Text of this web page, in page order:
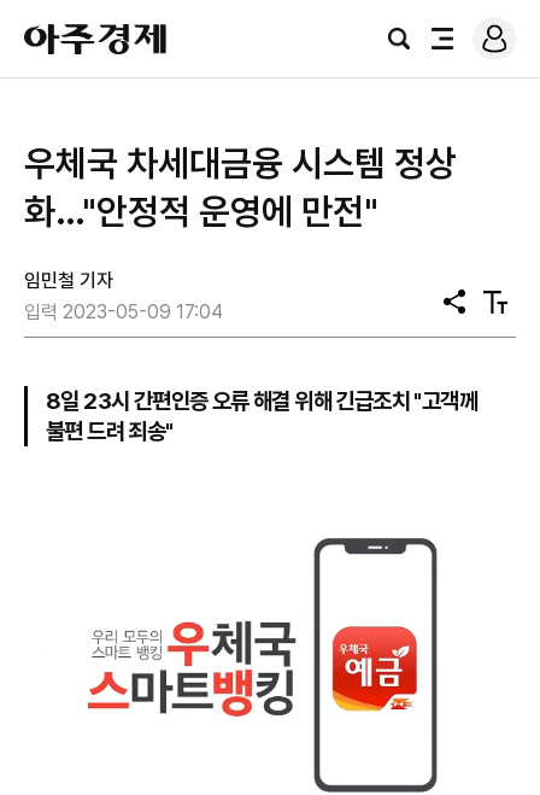
아
주
경
검
전
로
그
우체국 차세대금융 시스템 정상
화…"안정적 운영에 만전"
임민철 기자
입력 2023-05-09 17:04
공
유
텍
스
8일 23시 간편인증 오류 해결 위해 긴급조치 "고객께
불편 드려 죄송"